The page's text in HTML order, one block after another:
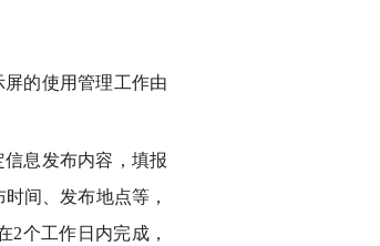
的使用管理工作由
息发布内容，填报
间、发布地点等，
2个工作日内完成，